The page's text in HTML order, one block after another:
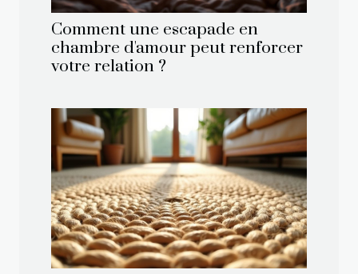
Comment une escapade en
chambre d'amour peut renforcer
votre relation ?